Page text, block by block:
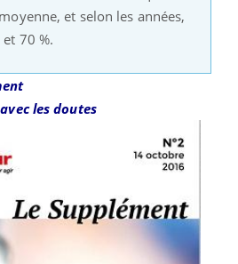
et selon les années,
70 %.
les doutes